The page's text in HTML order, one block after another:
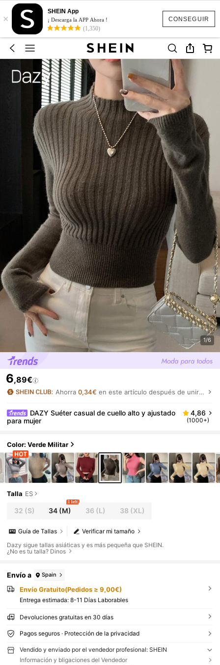
CONSEGUIR
×
SHEIN App
¡ Descarga la APP Ahora !
(1,350)
1/6
6,89€
Ahorra0,34€ en este artículo después de unirte.
DAZY Suéter casual de cuello alto y ajustado
para mujer
4,86
(1000+)
Color: Verde Militar
Talla ES
32 (S) 34 (M)
1 left
36 (L) 38 (XL)
Verificar mi tamaño
Guía de Tallas
Dazy sigue tallas asiáticas y es más pequeña que SHEIN.
¿No es tu talla? Dinos
Envío a Spain
Envío Gratuito(Pedidos ≥ 9,00€)
Entrega estimada: 8-11 Días Laborables
Devoluciones gratuitas en 30 días
Pagos seguros · Protección de la privacidad
Vendido y enviado por el vendedor profesional: SHEIN
Información y bligaciones del Vendedor